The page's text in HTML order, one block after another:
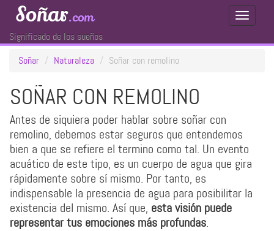
Toggle
Soñar.com
Significado de los sueños
Soñar
Naturaleza Soñar con remolino
SOÑAR CON REMOLINO
Antes de siquiera poder hablar sobre soñar con
remolino, debemos estar seguros que entendemos
bien a que se refiere el termino como tal. Un evento
acuático de este tipo, es un cuerpo de agua que gira
rápidamente sobre sí mismo. Por tanto, es
indispensable la presencia de agua para posibilitar la
existencia del mismo. Así que, esta visión puede
representar tus emociones más profundas.